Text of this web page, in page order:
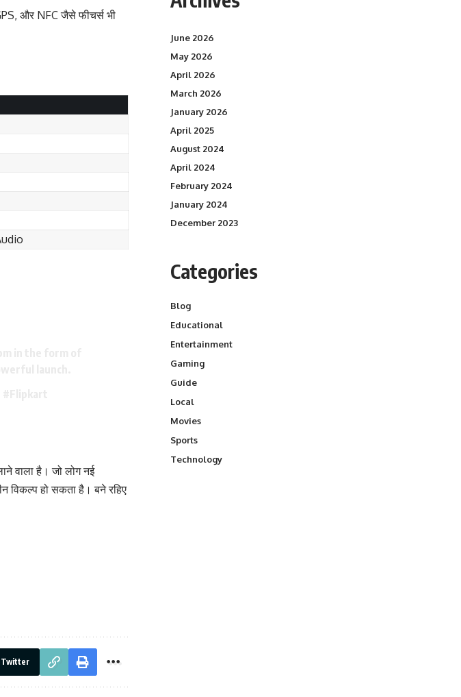
और NFC जैसे फीचर्स भी
वाला है। जो लोग नई
विकल्प हो सकता है। बने रहिए
Twitter
June 2026
May 2026
April 2026
March 2026
January 2026
April 2025
August 2024
April 2024
February 2024
January 2024
December 2023
Categories
Blog
Educational
Entertainment
Gaming
Guide
Local
Movies
Sports
Technology